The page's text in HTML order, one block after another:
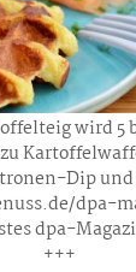
wird
Dip und
dpa-
dpa-
+++